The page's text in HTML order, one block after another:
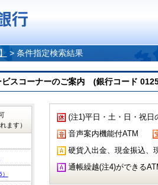
> 条件指定検索結果
ビスコーナーのご案内 (銀行コード
(注1)平日・土・日・祝日
音声案内機能付ATM
硬貨入出金、現金振込、
通帳繰越(注4)ができる
ます）